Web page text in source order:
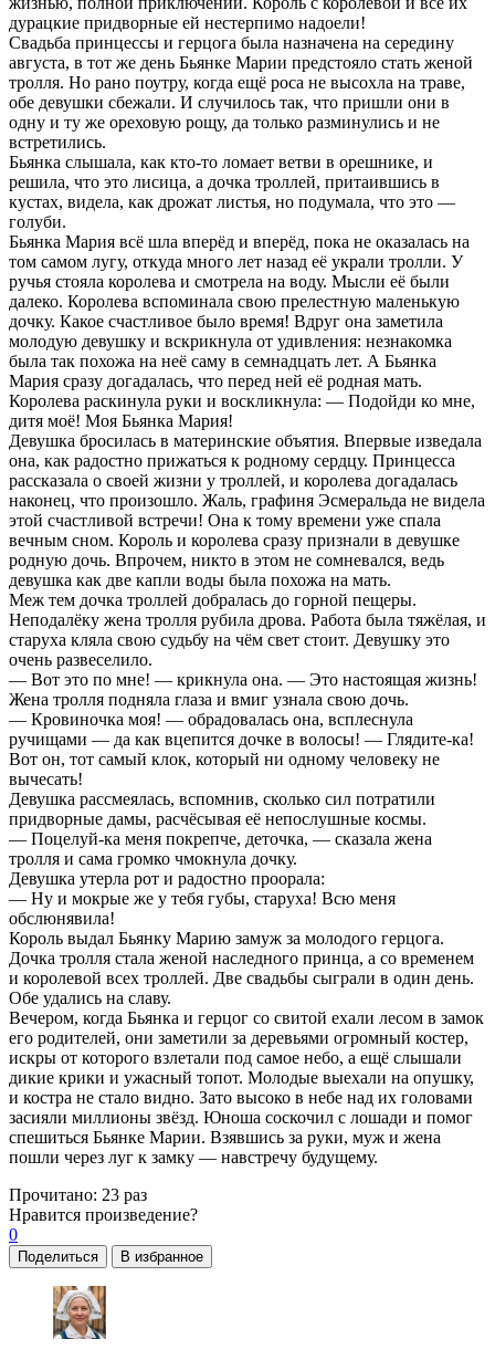
дурацкие придворные ей нестерпимо надоели!
Свадьба принцессы и герцога была назначена на середину
августа, в тот же день Бьянке Марии предстояло стать женой
тролля. Но рано поутру, когда ещё роса не высохла на траве,
обе девушки сбежали. И случилось так, что пришли они в
одну и ту же ореховую рощу, да только разминулись и не
встретились.
Бьянка слышала, как кто-то ломает ветви в орешнике, и
решила, что это лисица, а дочка троллей, притаившись в
кустах, видела, как дрожат листья, но подумала, что это —
голуби.
Бьянка Мария всё шла вперёд и вперёд, пока не оказалась на
том самом лугу, откуда много лет назад её украли тролли. У
ручья стояла королева и смотрела на воду. Мысли её были
далеко. Королева вспоминала свою прелестную маленькую
дочку. Какое счастливое было время! Вдруг она заметила
молодую девушку и вскрикнула от удивления: незнакомка
была так похожа на неё саму в семнадцать лет. А Бьянка
Мария сразу догадалась, что перед ней её родная мать.
Королева раскинула руки и воскликнула: — Подойди ко мне,
дитя моё! Моя Бьянка Мария!
Девушка бросилась в материнские объятия. Впервые изведала
она, как радостно прижаться к родному сердцу. Принцесса
рассказала о своей жизни у троллей, и королева догадалась
наконец, что произошло. Жаль, графиня Эсмеральда не видела
этой счастливой встречи! Она к тому времени уже спала
вечным сном. Король и королева сразу признали в девушке
родную дочь. Впрочем, никто в этом не сомневался, ведь
девушка как две капли воды была похожа на мать.
Меж тем дочка троллей добралась до горной пещеры.
Неподалёку жена тролля рубила дрова. Работа была тяжёлая, и
старуха кляла свою судьбу на чём свет стоит. Девушку это
очень развеселило.
— Вот это по мне! — крикнула она. — Это настоящая жизнь!
Жена тролля подняла глаза и вмиг узнала свою дочь.
— Кровиночка моя! — обрадовалась она, всплеснула
ручищами — да как вцепится дочке в волосы! — Глядите-ка!
Вот он, тот самый клок, который ни одному человеку не
вычесать!
Девушка рассмеялась, вспомнив, сколько сил потратили
придворные дамы, расчёсывая её непослушные космы.
— Поцелуй-ка меня покрепче, деточка, — сказала жена
тролля и сама громко чмокнула дочку.
Девушка утерла рот и радостно проорала:
— Ну и мокрые же у тебя губы, старуха! Всю меня
обслюнявила!
Король выдал Бьянку Марию замуж за молодого герцога.
Дочка тролля стала женой наследного принца, а со временем
и королевой всех троллей. Две свадьбы сыграли в один день.
Обе удались на славу.
Вечером, когда Бьянка и герцог со свитой ехали лесом в замок
его родителей, они заметили за деревьями огромный костер,
искры от которого взлетали под самое небо, а ещё слышали
дикие крики и ужасный топот. Молодые выехали на опушку,
и костра не стало видно. Зато высоко в небе над их головами
засияли миллионы звёзд. Юноша соскочил с лошади и помог
спешиться Бьянке Марии. Взявшись за руки, муж и жена
пошли через луг к замку — навстречу будущему.
Прочитано: 23 раз
Нравится произведение?
0
Поделиться В избранное